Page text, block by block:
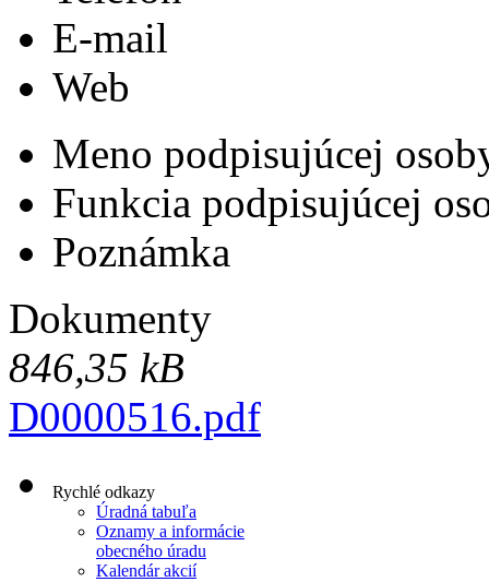
E-mail
Web
Meno podpisujúcej
Funkcia podpisujúcej
Poznámka
Dokumenty
846,35 kB
D0000516.pdf
Rychlé odkazy
Úradná tabuľa
Oznamy a informácie
obecného úradu
Kalendár akcií